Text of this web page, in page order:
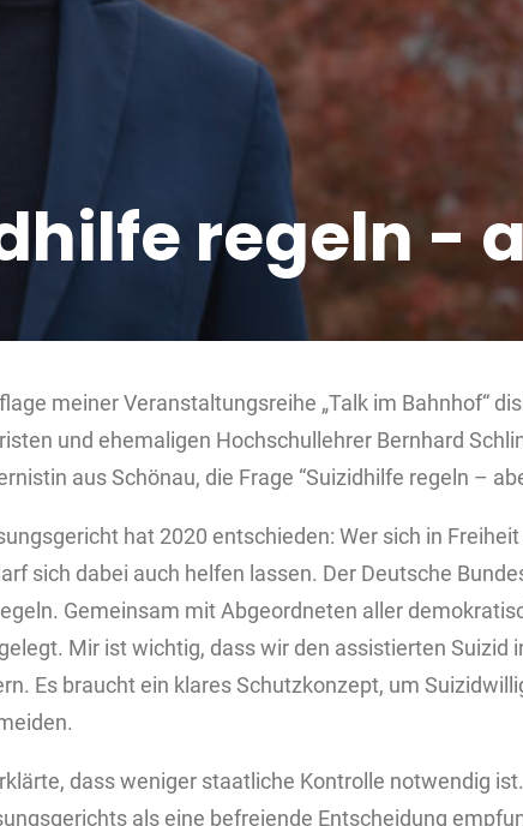
regeln -
meiner Veranstaltungsreihe „Talk im Bahnhof“
und ehemaligen Hochschullehrer Bernhard
aus Schönau, die Frage “Suizidhilfe regeln –
hat 2020 entschieden: Wer sich in
sich dabei auch helfen lassen. Der Deutsche
Gemeinsam mit Abgeordneten aller
Mir ist wichtig, dass wir den assistierten Suizid
Es braucht ein klares Schutzkonzept, um
dass weniger staatliche Kontrolle notwendig
als eine befreiende Entscheidung